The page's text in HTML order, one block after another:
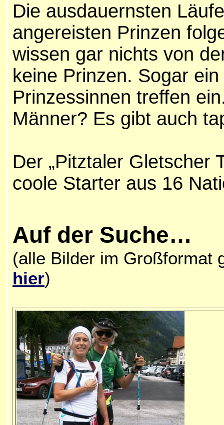
Die ausdauernsten
angereisten Prinzen
wissen gar nichts von
keine Prinzen. Sogar
Prinzessinnen treffen
Männer? Es gibt auch
Der „Pitztaler Gletscher
coole Starter aus 16
Auf der Suche…
(alle Bilder im Großformat
hier)